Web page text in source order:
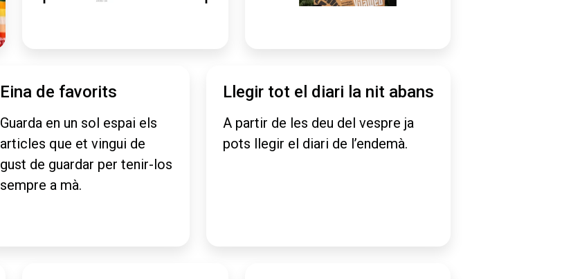
Eina de favorits
Guarda en un sol espai els
articles que et vingui de
gust de guardar per tenir-los
sempre a mà.
Llegir tot el diari la nit abans
A partir de les deu del vespre ja
pots llegir el diari de l’endemà.